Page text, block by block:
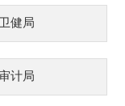
卫健局
计局